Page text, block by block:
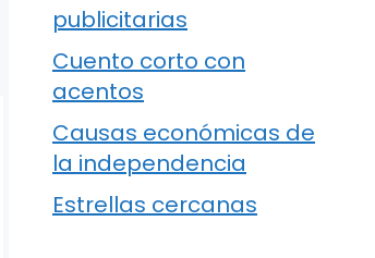
publicitarias
Cuento corto con
acentos
Causas económicas de
la independencia
Estrellas cercanas